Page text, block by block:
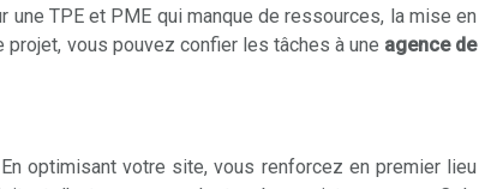
TPE et PME qui manque de ressources, la mise en
vous pouvez confier les tâches à une agence de
optimisant votre site, vous renforcez en premier lieu